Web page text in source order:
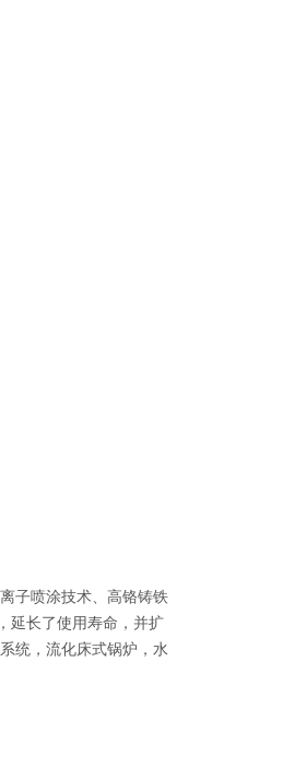
子喷涂技术、高铬铸铁
延长了使用寿命，并扩
统，流化床式锅炉，水